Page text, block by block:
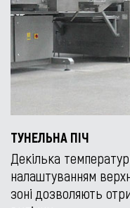
ТУНЕЛЬНА ПІЧ
Декілька
налаштуванням
зоні дозволяють